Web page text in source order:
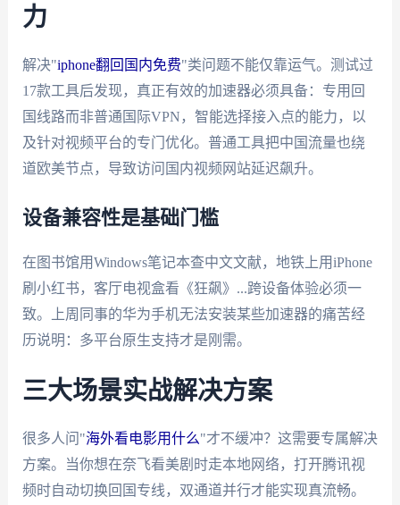
力
解决"iphone翻回国内免费"类问题不能仅靠运气。测试过
17款工具后发现，真正有效的加速器必须具备：专用回
国线路而非普通国际VPN，智能选择接入点的能力，以
及针对视频平台的专门优化。普通工具把中国流量也绕
道欧美节点，导致访问国内视频网站延迟飙升。
设备兼容性是基础门槛
在图书馆用Windows笔记本查中文文献，地铁上用iPhone
刷小红书，客厅电视盒看《狂飙》...跨设备体验必须一
致。上周同事的华为手机无法安装某些加速器的痛苦经
历说明：多平台原生支持才是刚需。
三大场景实战解决方案
很多人问"海外看电影用什么"才不缓冲？这需要专属解决
方案。当你想在奈飞看美剧时走本地网络，打开腾讯视
频时自动切换回国专线，双通道并行才能实现真流畅。